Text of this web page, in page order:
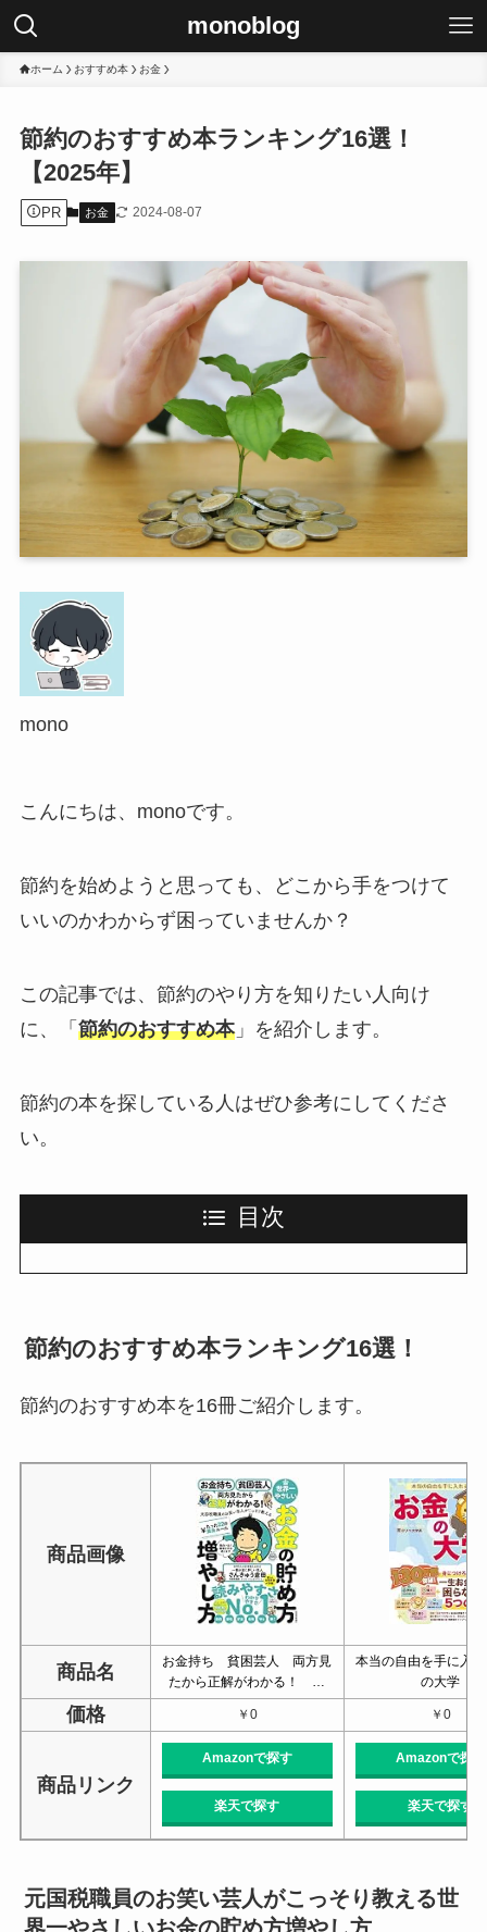
monoblog
ホーム おすすめ本 お金
節約のおすすめ本ランキング16選！
【2025年】
PR お金 2024-08-07
mono
こんにちは、monoです。
節約を始めようと思っても、どこから手をつけて
いいのかわからず困っていませんか？
この記事では、節約のやり方を知りたい人向け
に、「 節約のおすすめ本」を紹介します。
節約の本を探している人はぜひ参考にしてくださ
い。
目次
節約のおすすめ本ランキング16選！
節約のおすすめ本を16冊ご紹介します。
商品画像
商品名
お金持ち 貧困芸人 両方見
たから正解がわかる！ …
本当の自由を手に入
の大学
価格 ￥0 ￥0
商品リンク
Amazonで探す
楽天で探す
Amazonで探す
楽天で探す
元国税職員のお笑い芸人がこっそり教える世